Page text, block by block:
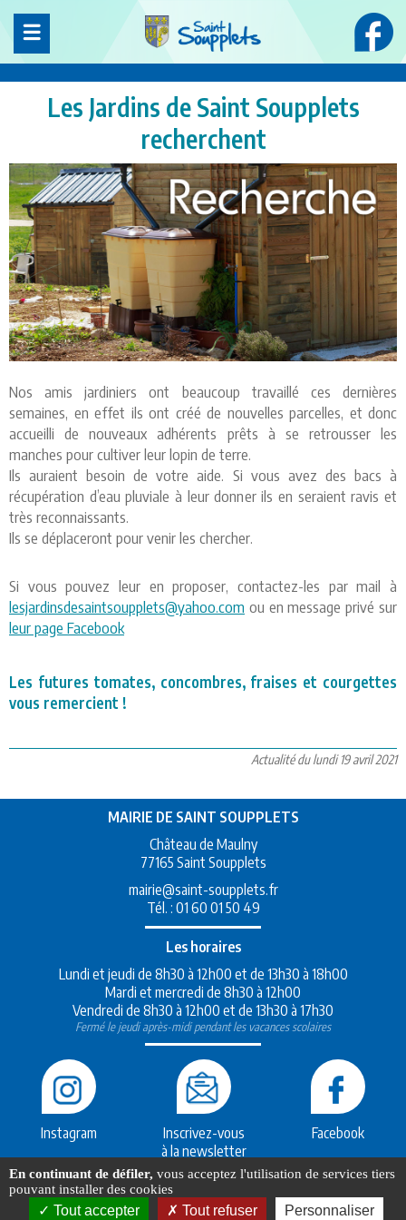
Les Jardins de Saint Soupplets
recherchent
Nos amis jardiniers ont beaucoup travaillé ces dernières
semaines, en effet ils ont créé de nouvelles parcelles, et donc
accueilli de nouveaux adhérents prêts à se retrousser les
manches pour cultiver leur lopin de terre.
Ils auraient besoin de votre aide. Si vous avez des bacs à
récupération d’eau pluviale à leur donner ils en seraient ravis et
très reconnaissants.
Ils se déplaceront pour venir les chercher.
Si vous pouvez leur en proposer, contactez-les par mail à
lesjardinsdesaintsoupplets@yahoo.com ou en message privé sur
leur page Facebook
Les futures tomates, concombres, fraises et courgettes
vous remercient !
Actualité du lundi 19 avril 2021
MAIRIE DE SAINT SOUPPLETS
Château de Maulny
77165 Saint Soupplets
mairie@saint-soupplets.fr
Tél. : 01 60 01 50 49
Les horaires
Lundi et jeudi de 8h30 à 12h00 et de 13h30 à 18h00
Mardi et mercredi de 8h30 à 12h00
Vendredi de 8h30 à 12h00 et de 13h30 à 17h30
Fermé le jeudi après-midi pendant les vacances scolaires
Instagram
Inscrivez-vous
à la newsletter
Facebook
CréationMak2
HébergementMaSolutionWeb.com
Mentions légales
Panneau de gestion des cookies
En continuant de défiler, vous acceptez l'utilisation de services tiers
pouvant installer des cookies
Tout accepter Tout refuser Personnaliser